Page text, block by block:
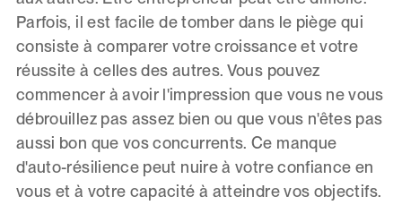
Parfois, il est facile de tomber dans le piège qui
consiste à comparer votre croissance et votre
réussite à celles des autres. Vous pouvez
commencer à avoir l'impression que vous ne vous
débrouillez pas assez bien ou que vous n'êtes pas
aussi bon que vos concurrents. Ce manque
d'auto-résilience peut nuire à votre confiance en
vous et à votre capacité à atteindre vos objectifs.